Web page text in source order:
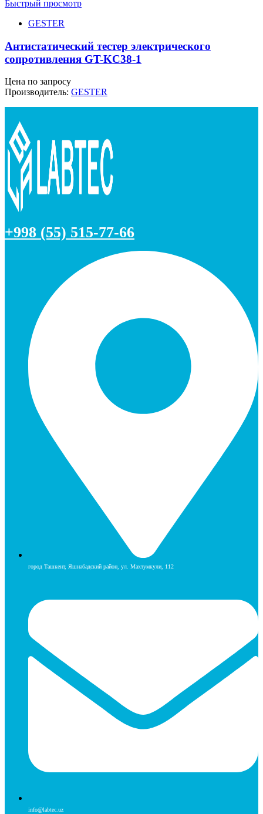
Быстрый просмотр
GESTER
Антистатический тестер электрического
сопротивления GT-KC38-1
Цена по запросу
Производитель: GESTER
+998 (55) 515-77-66
город Ташкент, Яшнабадский район, ул. Махтумкули, 112
info@labtec.uz